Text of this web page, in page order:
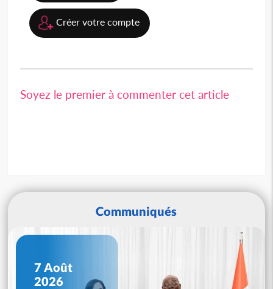
Créer votre compte
Soyez le premier à commenter cet article
Communiqués
7 Août
2026